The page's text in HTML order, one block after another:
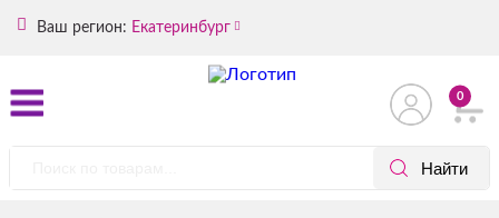
Ваш регион: Екатеринбург
0